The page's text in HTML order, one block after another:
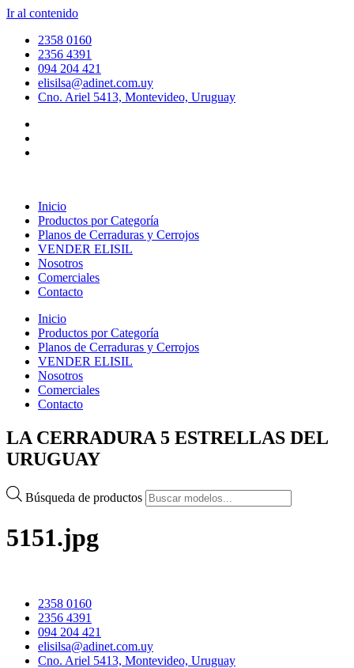
Ir al contenido
2358 0160
2356 4391
094 204 421
elisilsa@adinet.com.uy
Cno. Ariel 5413, Montevideo, Uruguay
Inicio
Productos por Categoría
Planos de Cerraduras y Cerrojos
VENDER ELISIL
Nosotros
Comerciales
Contacto
Inicio
Productos por Categoría
Planos de Cerraduras y Cerrojos
VENDER ELISIL
Nosotros
Comerciales
Contacto
LA CERRADURA 5 ESTRELLAS DEL
URUGUAY
Búsqueda de productos
5151.jpg
2358 0160
2356 4391
094 204 421
elisilsa@adinet.com.uy
Cno. Ariel 5413, Montevideo, Uruguay